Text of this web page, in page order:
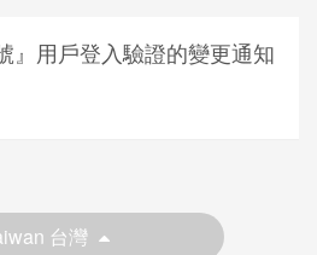
』用戶登入驗證的變更通知
台灣